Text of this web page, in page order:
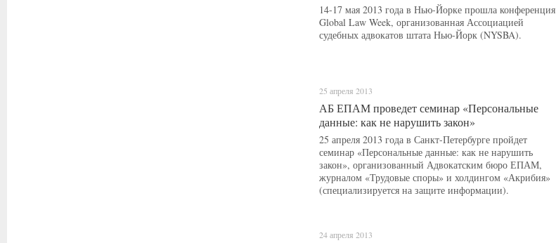
14-17 мая 2013 года в Нью-Йорке прошла конференция
Global Law Week, организованная Ассоциацией
судебных адвокатов штата Нью-Йорк (NYSBA).
25 апреля 2013
АБ ЕПАМ проведет семинар «Персональные
данные: как не нарушить закон»
25 апреля 2013 года в Санкт-Петербурге пройдет
семинар «Персональные данные: как не нарушить
закон», организованный Адвокатским бюро ЕПАМ,
журналом «Трудовые споры» и холдингом «Акрибия»
(специализируется на защите информации).
24 апреля 2013